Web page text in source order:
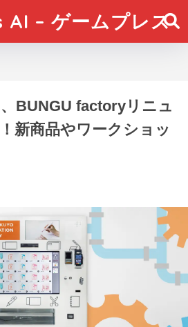
AI – ゲームプレス
BUNGU factoryリニュ
新商品やワークショッ